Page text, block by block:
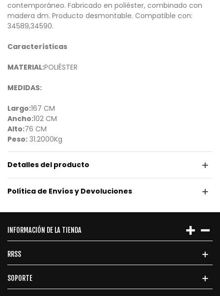
contemporáneo. Fabricado en poliéster, combinado con
madera dm. Producto desmontable. Compatible con:
34589,34590.
Características
MATERIAL:POLIÉSTER
MEDIDAS:
Largo:167 CM
Ancho:102 CM
Alto:76 CM
Peso: 31.2000Kg
Detalles del producto
Política de Envíos y Devoluciones
INFORMACIÓN DE LA TIENDA
RRSS
SOPORTE